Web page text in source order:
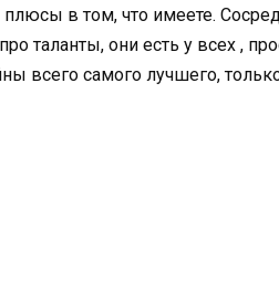
в том, что имеете.
таланты, они есть у всех ,
всего самого лучшего,